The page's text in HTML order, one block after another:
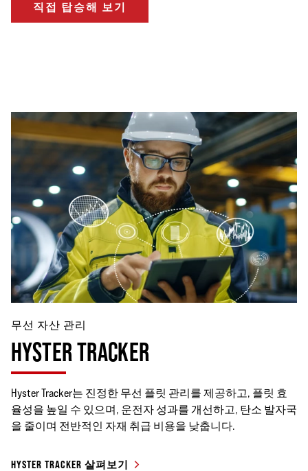
직접 탑승해 보기
무선 자산 관리
HYSTER TRACKER
Hyster Tracker는 진정한 무선 플릿 관리를 제공하고, 플릿 효
율성을 높일 수 있으며, 운전자 성과를 개선하고, 탄소 발자국
을 줄이며 전반적인 자재 취급 비용을 낮춥니다.
HYSTER TRACKER 살펴보기